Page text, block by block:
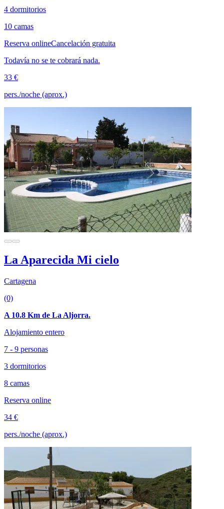
4 dormitorios
10 camas
Reserva onlineCancelación gratuita
Todavía no se te cobrará nada.
33 €
pers./noche (aprox.)
La Aparecida Mi cielo
Cartagena
(0)
A 10.8 Km de La Aljorra.
Alojamiento entero
7 - 9 personas
3 dormitorios
8 camas
Reserva online
34 €
pers./noche (aprox.)